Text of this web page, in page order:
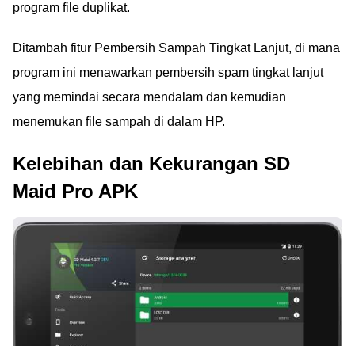
program file duplikat.
Ditambah fitur Pembersih Sampah Tingkat Lanjut, di mana
program ini menawarkan pembersih spam tingkat lanjut
yang memindai secara mendalam dan kemudian
menemukan file sampah di dalam HP.
Kelebihan dan Kekurangan SD
Maid Pro APK